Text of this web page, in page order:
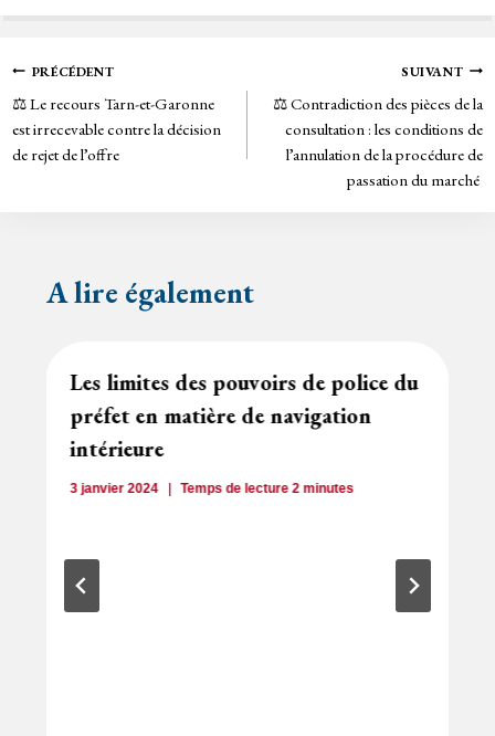
bo tt ail tF
rie
n
dl
y
Navigation
de
l’article
PRÉCÉDENT
⚖️ Le recours Tarn-et-Garonne
est irrecevable contre la décision
de rejet de l’offre
SUIVANT
⚖️ Contradiction des pièces de la
consultation : les conditions de
l’annulation de la procédure de
passation du marché
A lire également
Les limites des pouvoirs de police du
préfet en matière de navigation
intérieure
3 janvier 2024 Temps de lecture 2minutes